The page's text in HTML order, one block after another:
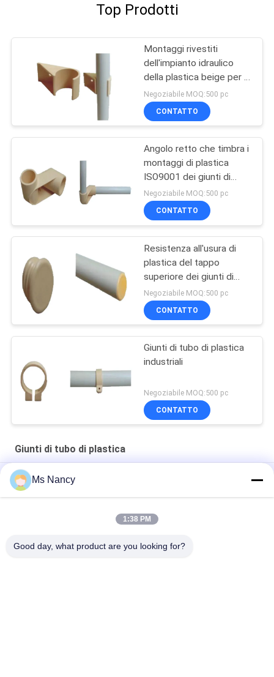
Top Prodotti
Montaggi rivestiti
dell'impianto idraulico
della plastica beige per il
sistema dello scaffale di
tubo di DIY
Negoziabile MOQ:500 pc
CONTATTO
Angolo retto che timbra i
montaggi di plastica
ISO9001 dei giunti di
tubo: 2008
Negoziabile MOQ:500 pc
CONTATTO
Resistenza all'usura di
plastica del tappo
superiore dei giunti di
tubo dell'ABS flessibile
ODM/dell'OEM
Negoziabile MOQ:500 pc
CONTATTO
Giunti di tubo di plastica
industriali
Negoziabile MOQ:500 pc
CONTATTO
Giunti di tubo di plastica
ABS di plastica Mterial dei montaggi della tubatura dell'acqua
del connettore di plastica nero beige del tubo 4 modi
Ms Nancy
1:38 PM
Good day, what product are you looking for?